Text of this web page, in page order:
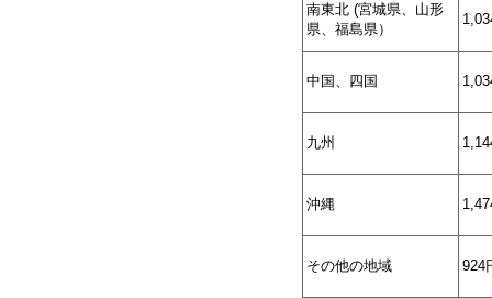
南東北 (宮城県、山形
県、福島県）
中国、四国
九州
沖縄
その他の地域 924